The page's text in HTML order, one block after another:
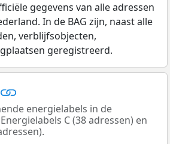
gegevens van alle adressen
In de BAG zijn, naast alle
verblijfsobjecten,
geregistreerd.
energielabels in de
C (38 adressen) en